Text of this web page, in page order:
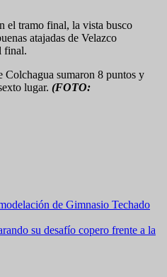
el tramo final, la vista busco
atajadas de Velazco
final.
Colchagua sumaron 8 puntos y
lugar. (FOTO:
de Gimnasio Techado
su desafío copero frente a la